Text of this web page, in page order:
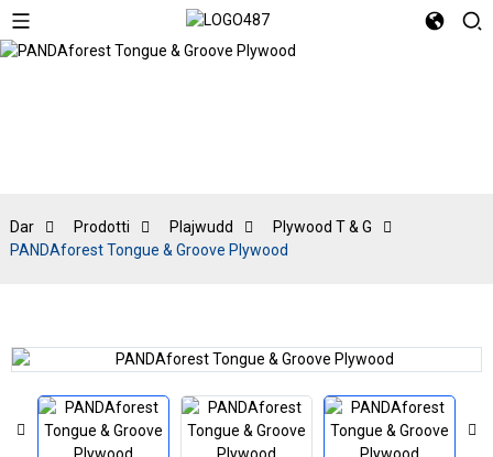
Dar Prodotti Plajwudd
Plywood T & G
PANDAforest Tongue & Groove Plywood